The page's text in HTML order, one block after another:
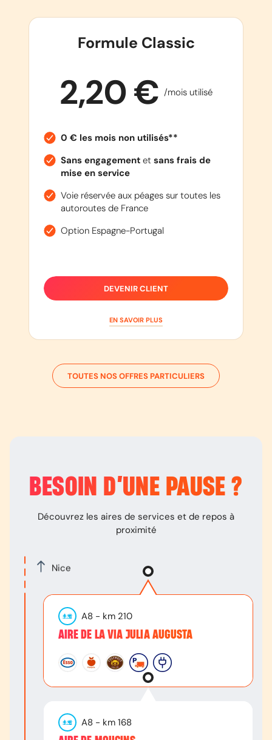
Formule Classic
2,20 € /mois utilisé
0 € les mois non utilisés**
Sans engagementet sans frais de
mise en service
Voie réservée aux péages sur toutes les
autoroutes de France
Option Espagne-Portugal
DEVENIR CLIENT
EN SAVOIR PLUS
TOUTES NOS OFFRES PARTICULIERS
BESOIN D’UNE PAUSE ?
Découvrez les aires de services et de repos à
proximité
Nice
A8 - km 210
AIRE DE LA VIA JULIA AUGUSTA
A8 - km 168